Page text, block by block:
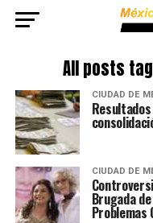
All posts
CIUDAD DE
CIUDAD DE
Brugada
Problemas